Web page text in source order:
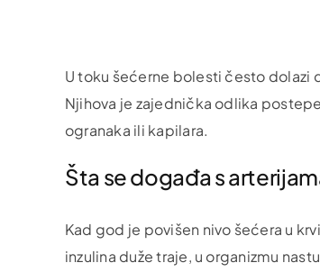
U toku šećerne bolesti često dolazi
Njihova je zajednička odlika
ogranaka ili kapilara.
Šta se događa s
Kad god je povišen nivo šećera u
inzulina duže traje, u organizmu